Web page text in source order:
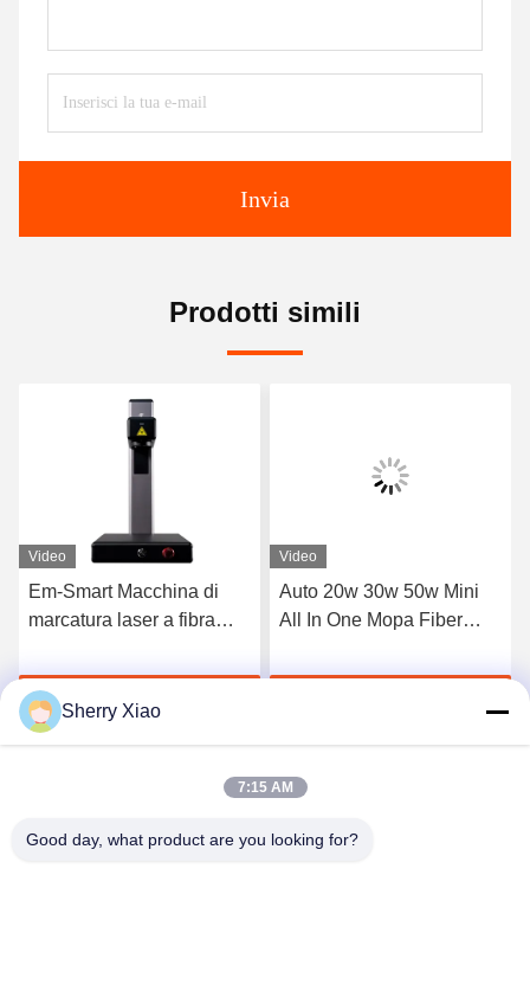
Invia
Prodotti simili
Video
Em-Smart Macchina di
marcatura laser a fibra
Engraver
Parla Adesso.
Video
Auto 20w 30w 50w Mini
All In One Mopa Fiber
Marking Machine
Sherry Xiao
7:15 AM
Good day, what product are you looking for?